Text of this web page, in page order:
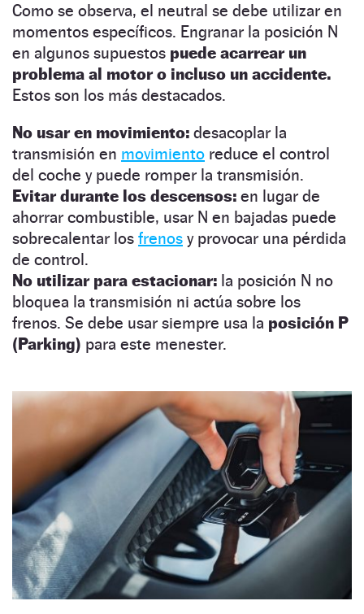
Como se observa, el neutral se debe utilizar en
momentos específicos. Engranar la posición N
en algunos supuestos puede acarrear un
problema al motor o incluso un accidente.
Estos son los más destacados.
No usar en movimiento: desacoplar la
transmisión en movimiento reduce el control
del coche y puede romper la transmisión.
Evitar durante los descensos: en lugar de
ahorrar combustible, usar N en bajadas puede
sobrecalentar los frenos y provocar una pérdida
de control.
No utilizar para estacionar: la posición N no
bloquea la transmisión ni actúa sobre los
frenos. Se debe usar siempre usa la posición P
(Parking) para este menester.